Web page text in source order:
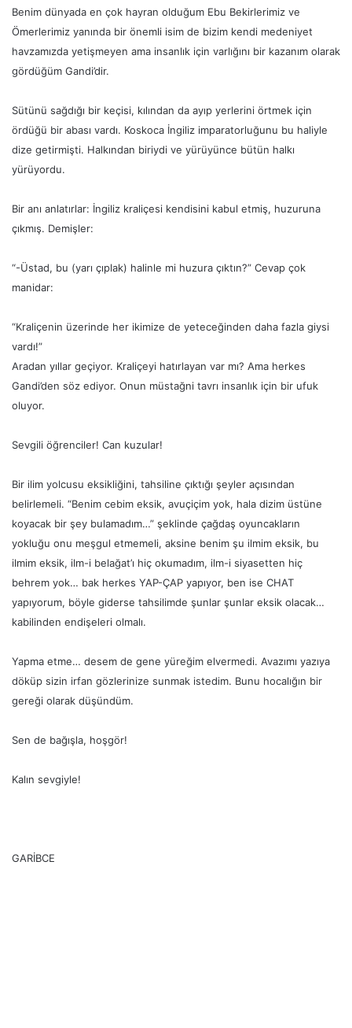
Benim dünyada en çok hayran olduğum Ebu Bekirlerimiz ve
Ömerlerimiz yanında bir önemli isim de bizim kendi medeniyet
havzamızda yetişmeyen ama insanlık için varlığını bir kazanım olarak
gördüğüm Gandi’dir.
Sütünü sağdığı bir keçisi, kılından da ayıp yerlerini örtmek için
ördüğü bir abası vardı. Koskoca İngiliz imparatorluğunu bu haliyle
dize getirmişti. Halkından biriydi ve yürüyünce bütün halkı
yürüyordu.
Bir anı anlatırlar: İngiliz kraliçesi kendisini kabul etmiş, huzuruna
çıkmış. Demişler:
“-Üstad, bu (yarı çıplak) halinle mi huzura çıktın?” Cevap çok
manidar:
“Kraliçenin üzerinde her ikimize de yeteceğinden daha fazla giysi
vardı!”
Aradan yıllar geçiyor. Kraliçeyi hatırlayan var mı? Ama herkes
Gandi’den söz ediyor. Onun müstağni tavrı insanlık için bir ufuk
oluyor.
Sevgili öğrenciler! Can kuzular!
Bir ilim yolcusu eksikliğini, tahsiline çıktığı şeyler açısından
belirlemeli. “Benim cebim eksik, avuçiçim yok, hala dizim üstüne
koyacak bir şey bulamadım…” şeklinde çağdaş oyuncakların
yokluğu onu meşgul etmemeli, aksine benim şu ilmim eksik, bu
ilmim eksik, ilm-i belağat’ı hiç okumadım, ilm-i siyasetten hiç
behrem yok… bak herkes YAP-ÇAP yapıyor, ben ise CHAT
yapıyorum, böyle giderse tahsilimde şunlar şunlar eksik olacak…
kabilinden endişeleri olmalı.
Yapma etme… desem de gene yüreğim elvermedi. Avazımı yazıya
döküp sizin irfan gözlerinize sunmak istedim. Bunu hocalığın bir
gereği olarak düşündüm.
Sen de bağışla, hoşgör!
Kalın sevgiyle!
GARİBCE